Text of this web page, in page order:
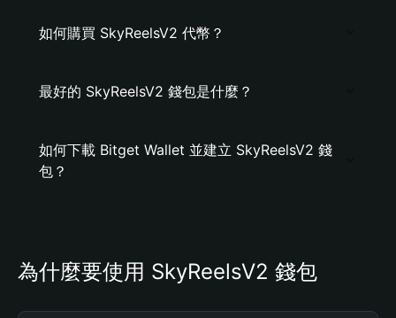
如何購買 SkyReelsV2 代幣？
最好的 SkyReelsV2 錢包是什麼？
如何下載 Bitget Wallet 並建立 SkyReelsV2 錢
包？
為什麼要使用 SkyReelsV2 錢包